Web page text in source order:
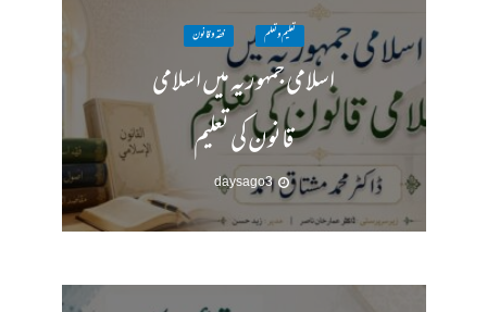
تعلیم و تعلم فقہ وقانون
اسلامی جمہوریہ میں اسلامی
قانون کی تعلیم
3 days ago